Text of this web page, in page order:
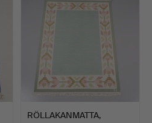
RÖLLAKANMATTA,